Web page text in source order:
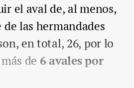
el aval de, al menos,
las hermandades
en total, 26, por lo
de 6 avales por